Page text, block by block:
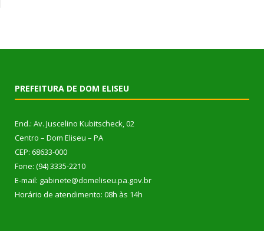
PREFEITURA DE DOM ELISEU
End.: Av. Juscelino Kubitscheck, 02
Centro – Dom Eliseu – PA
CEP: 68633-000
Fone: (94) 3335-2210
E-mail: gabinete@domeliseu.pa.gov.br
Horário de atendimento: 08h às 14h